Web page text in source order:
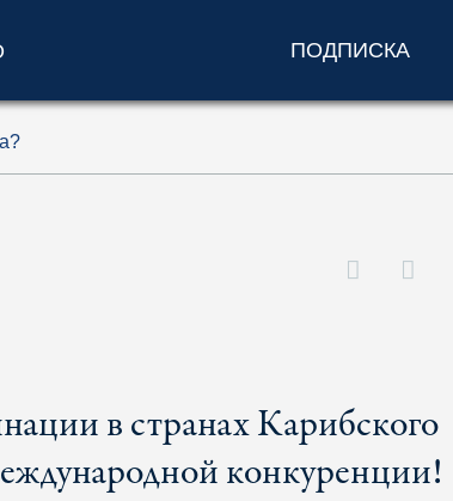
ПОДПИСКА
в странах Карибского
конкуренции!